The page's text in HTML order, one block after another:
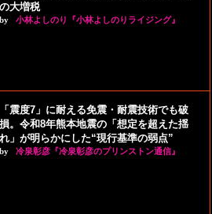
の大増税
by 小林よしのり『小林よしのりライジング』
「震度7」に耐える免震・耐震技術でも破
損。令和8年熊本地震の「想定を超えた揺
れ」が明らかにした“現行基準の弱点”
by 冷泉彰彦『冷泉彰彦のプリンストン通信』